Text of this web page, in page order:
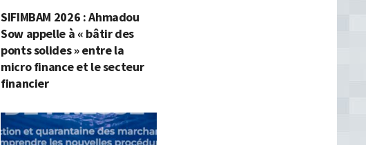
SIFIMBAM 2026 : Ahmadou
Sow appelle à « bâtir des
ponts solides » entre la
micro finance et le secteur
financier